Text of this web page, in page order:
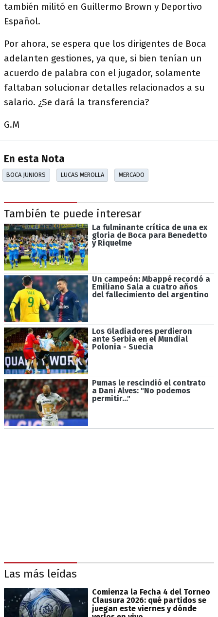
también militó en Guillermo Brown y Deportivo
Español.
Por ahora, se espera que los dirigentes de Boca
adelanten gestiones, ya que, si bien tenían un
acuerdo de palabra con el jugador, solamente
faltaban solucionar detalles relacionados a su
salario. ¿Se dará la transferencia?
G.M
En esta Nota
BOCA JUNIORS LUCAS MEROLLA MERCADO
También te puede interesar
La fulminante crítica de una ex
gloria de Boca para Benedetto
y Riquelme
Un campeón: Mbappé recordó a
Emiliano Sala a cuatro años
del fallecimiento del argentino
Los Gladiadores perdieron
ante Serbia en el Mundial
Polonia - Suecia
Pumas le rescindió el contrato
a Dani Alves: "No podemos
permitir..."
Las más leídas
Comienza la Fecha 4 del Torneo
Clausura 2026: qué partidos se
juegan este viernes y dónde